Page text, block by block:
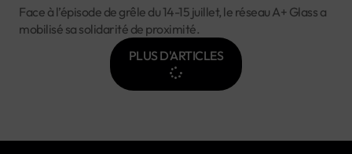
Face à l’épisode de grêle du 14-15 juillet, le réseau A+ Glass a
mobilisé sa solidarité de proximité.
PLUS D'ARTICLES